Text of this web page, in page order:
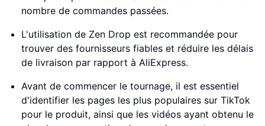
nombre de commandes passées.
L'utilisation de Zen Drop est recommandée pour
trouver des fournisseurs fiables et réduire les délais
de livraison par rapport à AliExpress.
Avant de commencer le tournage, il est essentiel
d'identifier les pages les plus populaires sur TikTok
pour le produit, ainsi que les vidéos ayant obtenu le